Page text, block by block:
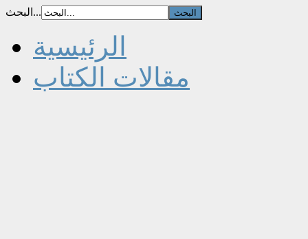
البحث...
الرئيسية
مقالات الكتاب